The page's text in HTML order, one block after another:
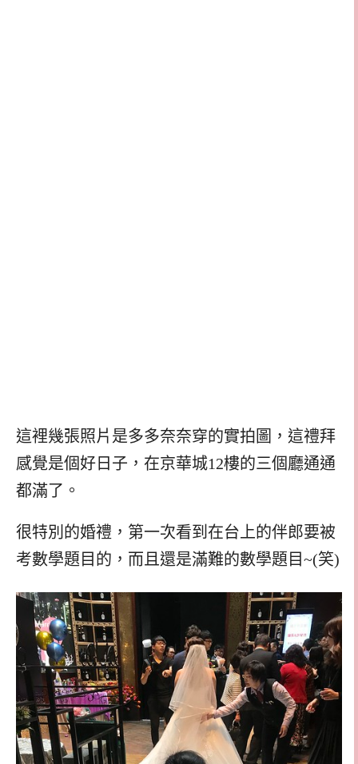
這裡幾張照片是多多奈奈穿的實拍圖，這禮拜
感覺是個好日子，在京華城12樓的三個廳通通
都滿了。
很特別的婚禮，第一次看到在台上的伴郎要被
考數學題目的，而且還是滿難的數學題目~(笑)